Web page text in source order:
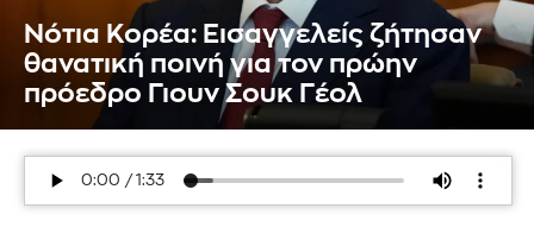
Νότια Κορέα: Εισαγγελείς ζήτησαν
θανατική ποινή για τον πρώην
πρόεδρο Γιουν Σουκ Γέολ